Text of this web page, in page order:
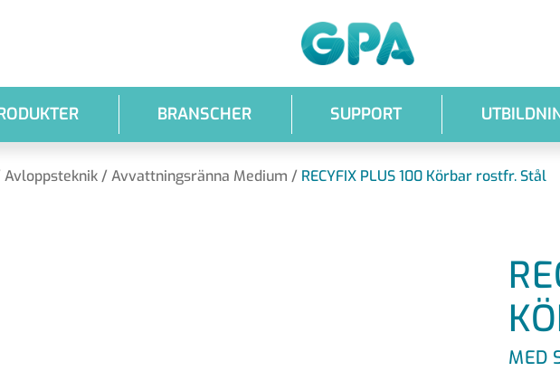
BRANSCHER SUPPORT
Avloppsteknik / Avvattningsränna Medium / RECYFIX PLUS 100 Körbar rostfr. Stål
MED